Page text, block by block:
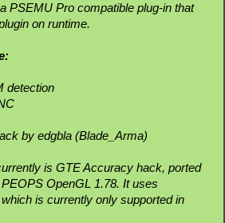
PSEMU Pro compatible plug-in that
on runtime.
detection
by edgbla (Blade_Arma)
is GTE Accuracy hack, ported
OpenGL 1.78. It uses
is currently only supported in